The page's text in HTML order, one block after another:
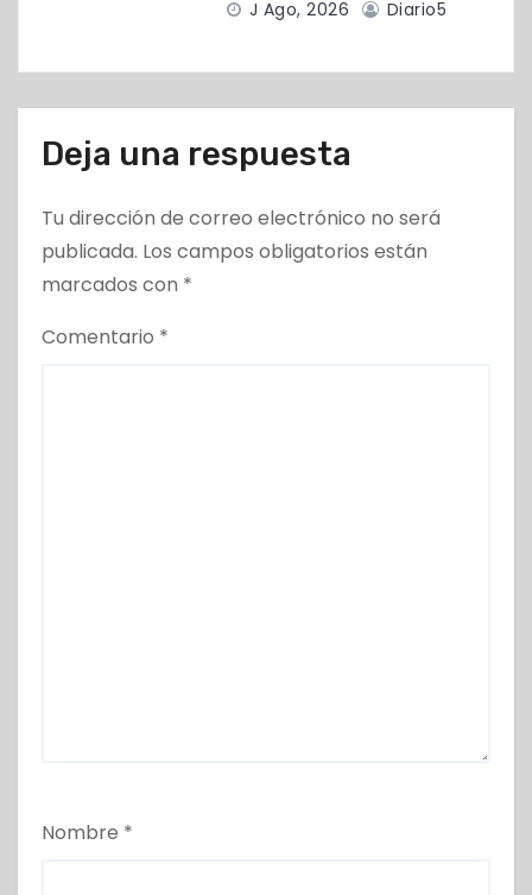
J Ago, 2026 Diario5
Deja una respuesta
Tu dirección de correo electrónico no será
publicada. Los campos obligatorios están
marcados con *
Comentario *
Nombre *